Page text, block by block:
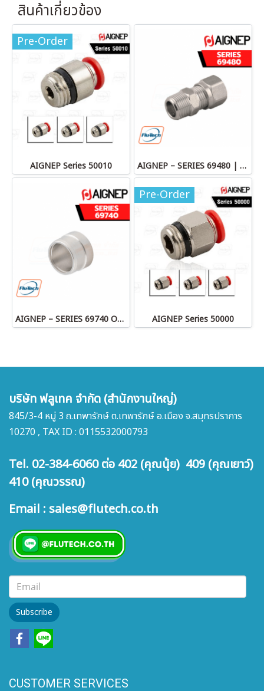
สินค้าเกี่ยวข้อง
Pre-Order
AIGNEP Series 50010 AIGNEP – SERIES 69480 | STRAIGHT MALE ADAPTOR
AIGNEP – SERIES 69740 OLIVE
Pre-Order
AIGNEP Series 50000
บริษัท ฟลูเทค จำกัด (สำนักงานใหญ่)
845/3-4 หมู่ 3 ถ.เทพารักษ์ ต.เทพารักษ์ อ.เมือง จ.สมุทรปราการ
10270 , TAX ID : 0115532000793
Tel. 02-384-6060 ต่อ 402 (คุณนุ้ย) 409 (คุณเยาว์)
410 (คุณวรรณ)
Email : sales@flutech.co.th
Subscribe
CUSTOMER SERVICES